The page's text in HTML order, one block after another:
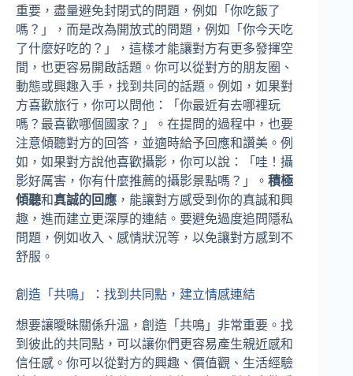
重要，盡量避免封閉式的問題，例如「你吃飯了
嗎？」，而是改為開放式的問題，例如「你今天吃
了什麼好吃的？」，這樣才能讓對方有更多發揮空
間，也更容易開啟話題。你可以從對方的朋友圈、
動態或興趣入手，找到共同的話題。例如，如果對
方喜歡旅行，你可以問他：「你最近有去哪裡玩
嗎？最喜歡哪個國家？」。在提問的過程中，也要
注意傾聽對方的回答，並適時給予回應和讚美。例
如，如果對方說他喜歡攝影，你可以說：「哇！攝
影好厲害，你有什麼推薦的攝影景點嗎？」。 積極
傾聽和真誠的回應 ，能讓對方感受到你的真誠和興
趣，進而建立更深厚的連結。要避免過度追問隱私
問題，例如收入、感情狀況等，以免讓對方感到不
舒服。
創造「共鳴」：找到共同點，建立情感連結
想要讓曖昧關係升溫，創造「共鳴」非常重要。找
到彼此的共同點，可以讓你們更容易產生親近感和
信任感。你可以從對方的興趣、價值觀、生活經驗